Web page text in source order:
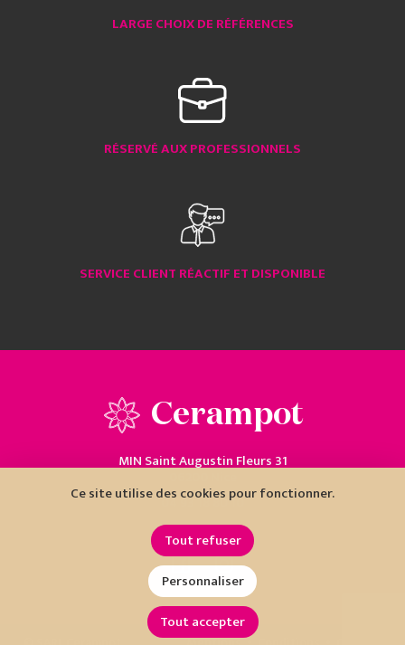
LARGE CHOIX DE RÉFÉRENCES
RÉSERVÉ AUX PROFESSIONNELS
SERVICE CLIENT RÉACTIF ET DISPONIBLE
Cerampot
MIN Saint Augustin Fleurs 31
04 93 18 80 10
Ce site utilise des cookies pour fonctionner.
Tout refuser
Personnaliser
Tout accepter